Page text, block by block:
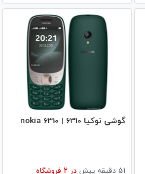
گوشی نوکیا 6310 | nokia 6310
51 دقیقه پیش در فروشگاه